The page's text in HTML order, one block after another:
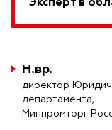
Н.вр.
директор
департамента,
Минпромторг